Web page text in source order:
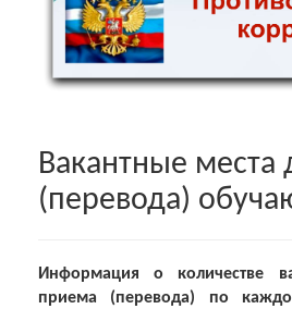
Вакантные места
(перевода)
Информация о количестве
приема (перевода) по